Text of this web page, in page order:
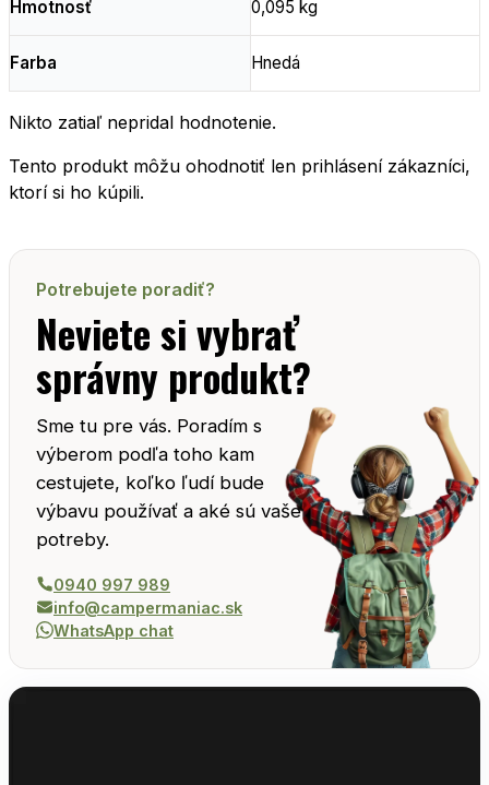
Hmotnosť 0,095 kg
Farba Hnedá
Nikto zatiaľ nepridal hodnotenie.
Tento produkt môžu ohodnotiť len prihlásení zákazníci,
ktorí si ho kúpili.
Potrebujete poradiť?
Neviete si vybrať
správny produkt?
Sme tu pre vás. Poradím s
výberom podľa toho kam
cestujete, koľko ľudí bude
výbavu používať a aké sú vaše
potreby.
0940 997 989
info@campermaniac.sk
WhatsApp chat